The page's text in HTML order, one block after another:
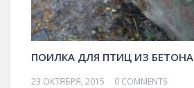
ПОИЛКА ДЛЯ ПТИЦ ИЗ БЕТОНА
23 ОКТЯБРЯ, 2015 0 COMMENTS